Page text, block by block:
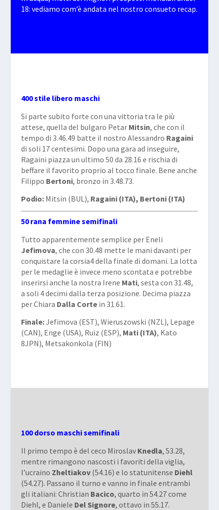
18: vediamo com’è andata nel nostro consueto recap.
400 stile libero maschi
Si parte subito forte con una vittoria tra le più
attese, quella del bulgaro Petar Mitsin, che con il
tempo di 3.46.49 batte il nostro Alessandro Ragaini
di soli 17 centesimi. Dopo una gara ad inseguire,
Ragaini piazza un ultimo 50 da 28.16 e rischia di
beffare il favorito proprio al tocco finale. Bene anche
Filippo Bertoni, bronzo in 3.48.73.
Podio: Mitsin (BUL), Ragaini (ITA), Bertoni (ITA)
50 rana femmine semifinali
Tutto apparentemente semplice per Eneli
Jefimova, che con 30.48 mette le mani davanti per
conquistare la corsia4 della finale di domani. La lotta
per le medaglie è invece meno scontata e potrebbe
inserirsi anche la nostra Irene Mati, sesta con 31.48,
a soli 4 decimi dalla terza posizione. Decima piazza
per Chiara Dalla Cortein 31.61.
Finale:Jefimova (EST), Wieruszowski (NZL), Lepage
(CAN), Enge (USA), Ruiz (ESP), Mati (ITA), Kato
8JPN), Metsakonkola (FIN)
100 dorso maschi semifinali
Il primo tempo è del ceco Miroslav Knedla, 53.28,
mentre rimangono nascosti i favoriti della viglia,
l’ucraino Zheltiakov(54.16) e lo statunitense Diehl
(54.27). Passano il turno e vanno in finale entrambi
gli italiani: Christian Bacico, quarto in 54.27 come
Diehl, e Daniele Del Signore, ottavo in 55.17.